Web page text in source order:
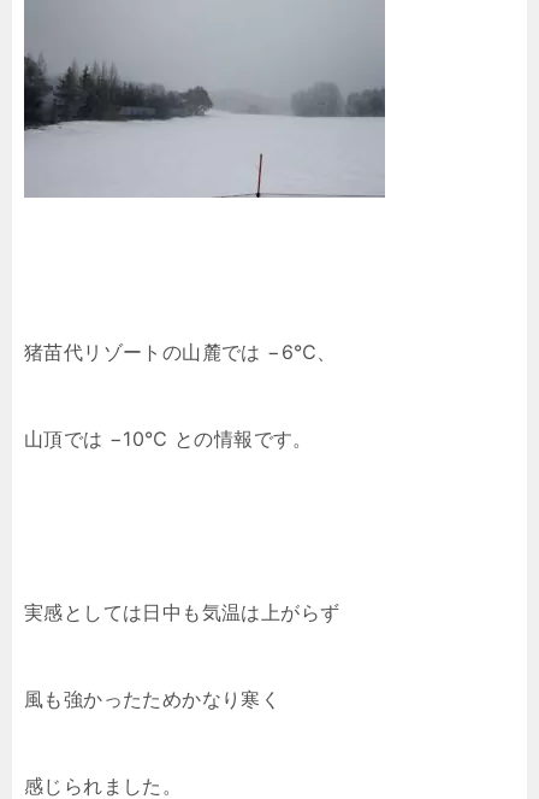
猪苗代リゾートの山麓では −6℃、
山頂では −10℃ との情報です。
実感としては日中も気温は上がらず
風も強かったためかなり寒く
感じられました。